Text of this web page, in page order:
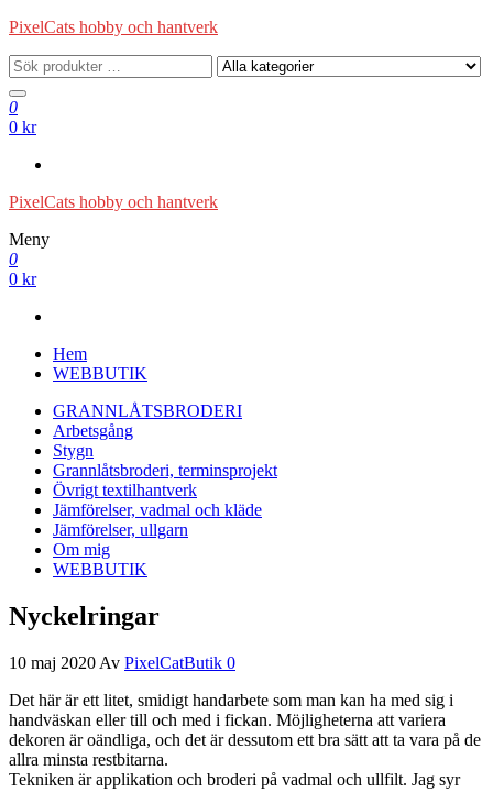
Hoppa
innehåll
PixelCats hobby och hantverk
0
0 kr
PixelCats hobby och hantverk
Meny
0
0 kr
Hem
WEBBUTIK
GRANNLÅTSBRODERI
Arbetsgång
Stygn
Grannlåtsbroderi, terminsprojekt
Övrigt textilhantverk
Jämförelser, vadmal och kläde
Jämförelser, ullgarn
Om mig
WEBBUTIK
Nyckelringar
10 maj 2020 Av PixelCatButik 0
Det här är ett litet, smidigt handarbete som man kan ha med sig i
handväskan eller till och med i fickan. Möjligheterna att variera
dekoren är oändliga, och det är dessutom ett bra sätt att ta vara på de
allra minsta restbitarna.
Tekniken är applikation och broderi på vadmal och ullfilt. Jag syr